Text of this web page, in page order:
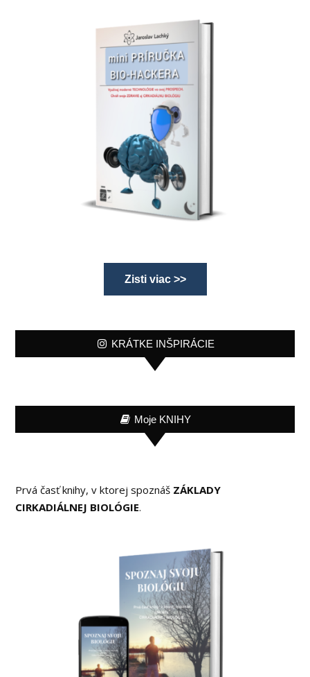
Zisti viac >>
KRÁTKE INŠPIRÁCIE
Moje KNIHY
Prvá časť knihy, v ktorej spoznáš ZÁKLADY
CIRKADIÁLNEJ BIOLÓGIE.